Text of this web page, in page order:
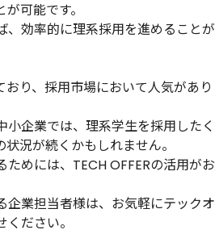
可能です。
、効率的に理系採用を進めることが
り、採用市場において人気があり
企業では、理系学生を採用したく
況が続くかもしれません。
めには、TECH OFFERの活用がお
企業担当者様は、お気軽にテックオ
ださい。